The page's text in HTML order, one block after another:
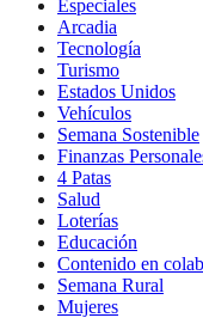
Especiales
Arcadia
Tecnología
Turismo
Estados Unidos
Vehículos
Semana Sostenible
Finanzas
4 Patas
Salud
Loterías
Educación
Contenido en
Semana Rural
Mujeres